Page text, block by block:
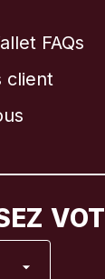
FAQs
client